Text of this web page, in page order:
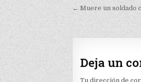
entradas
← Muere un soldado
Deja un
Tu dirección de